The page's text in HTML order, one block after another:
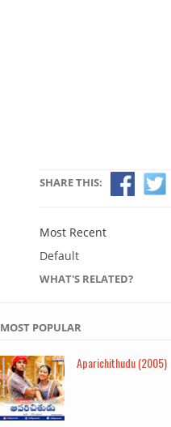
SHARE THIS:
Most Recent
Default
WHAT'S RELATED?
MOST POPULAR
Aparichithudu (2005)